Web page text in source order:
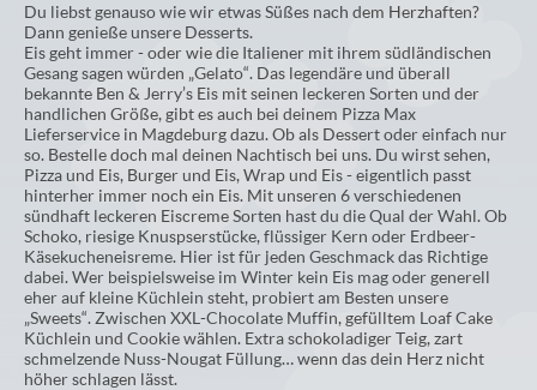
Du liebst genauso wie wir etwas Süßes nach dem Herzhaften?
Dann genieße unsere Desserts.
Eis geht immer - oder wie die Italiener mit ihrem südländischen
Gesang sagen würden „Gelato“. Das legendäre und überall
bekannte Ben & Jerry’s Eis mit seinen leckeren Sorten und der
handlichen Größe, gibt es auch bei deinem Pizza Max
Lieferservice in Magdeburg dazu. Ob als Dessert oder einfach nur
so. Bestelle doch mal deinen Nachtisch bei uns. Du wirst sehen,
Pizza und Eis, Burger und Eis, Wrap und Eis - eigentlich passt
hinterher immer noch ein Eis. Mit unseren 6 verschiedenen
sündhaft leckeren Eiscreme Sorten hast du die Qual der Wahl. Ob
Schoko, riesige Knuspserstücke, flüssiger Kern oder Erdbeer-
Käsekucheneisreme. Hier ist für jeden Geschmack das Richtige
dabei. Wer beispielsweise im Winter kein Eis mag oder generell
eher auf kleine Küchlein steht, probiert am Besten unsere
„Sweets“. Zwischen XXL-Chocolate Muffin, gefülltem Loaf Cake
Küchlein und Cookie wählen. Extra schokoladiger Teig, zart
schmelzende Nuss-Nougat Füllung… wenn das dein Herz nicht
höher schlagen lässt.